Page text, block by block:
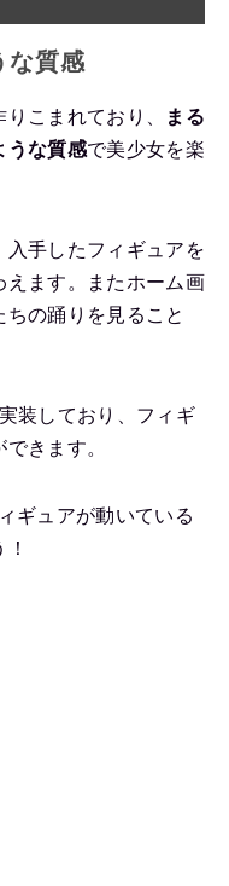
な質感
こまれており、
まる
うな質感で美少女を楽
入手したフィギュアを
えます。またホーム画
の踊りを見ること
装しており、フィギ
きます。
ギュアが動いている